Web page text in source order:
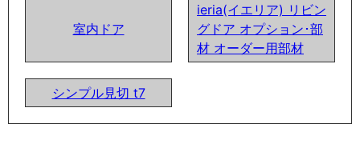
室内ドア
ieria(イエリア) リビン
グドア オプション･部
材 オーダー用部材
シンプル見切 t7